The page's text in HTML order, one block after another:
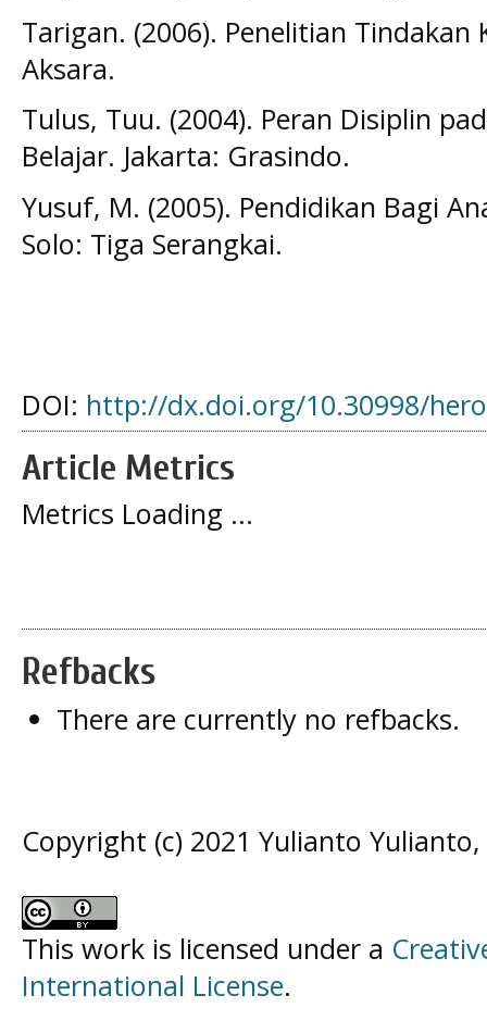
Tarigan. (2006). Penelitian Tindakan
Aksara.
Tulus, Tuu. (2004). Peran Disiplin
Belajar. Jakarta: Grasindo.
Yusuf, M. (2005). Pendidikan Bagi
Solo: Tiga Serangkai.
DOI: http://dx.doi.org/10.30998/
Article Metrics
Metrics Loading ...
Refbacks
There are currently no refbacks.
Copyright (c) 2021 Yulianto
This work is licensed under a
International License.